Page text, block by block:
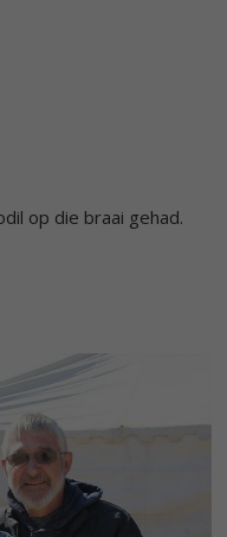
op die braai gehad.